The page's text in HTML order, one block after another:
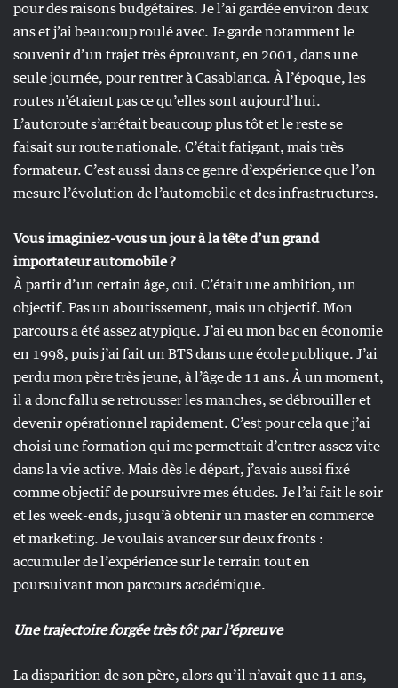
pour des raisons budgétaires. Je l’ai gardée environ deux
ans et j’ai beaucoup roulé avec. Je garde notamment le
souvenir d’un trajet très éprouvant, en 2001, dans une
seule journée, pour rentrer à Casablanca. À l’époque, les
routes n’étaient pas ce qu’elles sont aujourd’hui.
L’autoroute s’arrêtait beaucoup plus tôt et le reste se
faisait sur route nationale. C’était fatigant, mais très
formateur. C’est aussi dans ce genre d’expérience que l’on
mesure l’évolution de l’automobile et des infrastructures.
Vous imaginiez-vous un jour à la tête d’un grand
importateur automobile ?
À partir d’un certain âge, oui. C’était une ambition, un
objectif. Pas un aboutissement, mais un objectif. Mon
parcours a été assez atypique. J’ai eu mon bac en économie
en 1998, puis j’ai fait un BTS dans une école publique. J’ai
perdu mon père très jeune, à l’âge de 11 ans. À un moment,
il a donc fallu se retrousser les manches, se débrouiller et
devenir opérationnel rapidement. C’est pour cela que j’ai
choisi une formation qui me permettait d’entrer assez vite
dans la vie active. Mais dès le départ, j’avais aussi fixé
comme objectif de poursuivre mes études. Je l’ai fait le soir
et les week-ends, jusqu’à obtenir un master en commerce
et marketing. Je voulais avancer sur deux fronts :
accumuler de l’expérience sur le terrain tout en
poursuivant mon parcours académique.
Une trajectoire forgée très tôt par l’épreuve
La disparition de son père, alors qu’il n’avait que 11 ans,